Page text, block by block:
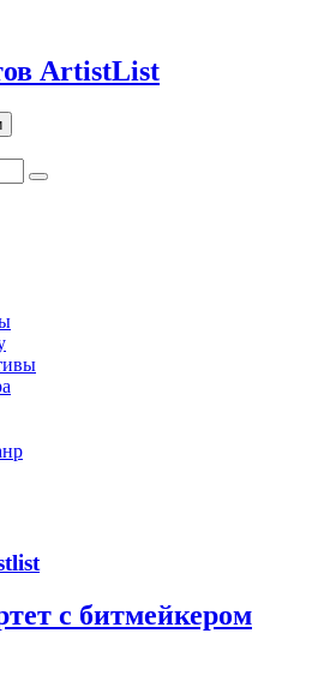
ArtistList
с битмейкером